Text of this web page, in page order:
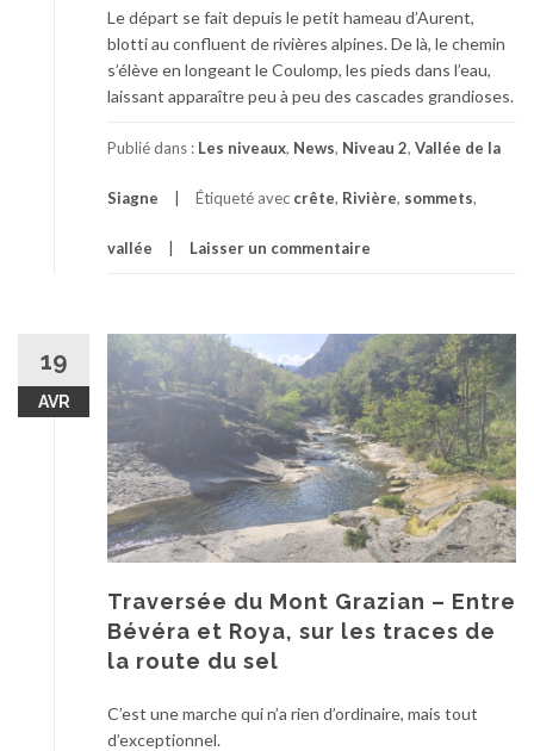
Le départ se fait depuis le petit hameau d’Aurent,
blotti au confluent de rivières alpines. De là, le chemin
s’élève en longeant le Coulomp, les pieds dans l’eau,
laissant apparaître peu à peu des cascades grandioses.
Publié dans : Les niveaux, News, Niveau 2, Vallée de la
Siagne Étiqueté avec crête, Rivière, sommets,
vallée Laisser un commentaire
19
AVR
Traversée du Mont Grazian – Entre
Bévéra et Roya, sur les traces de
la route du sel
C’est une marche qui n’a rien d’ordinaire, mais tout
d’exceptionnel.